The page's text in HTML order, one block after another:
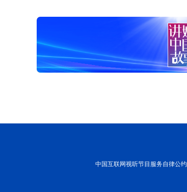
中国互联网视听节目服务自律公约